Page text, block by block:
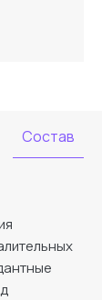
Состав